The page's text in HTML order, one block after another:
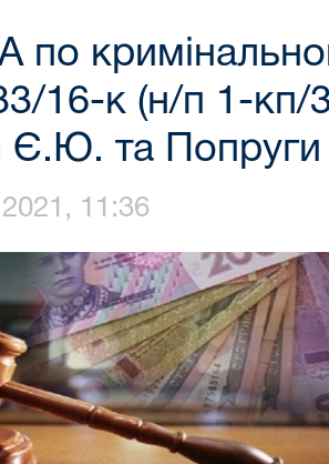
по
16-к (н/п 1-кп/
Є.Ю. та
11:36